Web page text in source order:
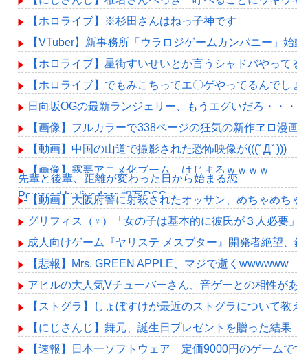
【ホロライブ】※杉田さんはねっ子神です
【VTuber】新事務所「ウラロジゲームカンパニー」始
【ホロライブ】星街すいせいとか言うシャドバやって
【ホロライブ】でもみこちってエ〇ゲやってるんでし
日向坂OGの最新ランジェリー、もうエグいだろ・・・(
【画像】フルカラーで338ページの狂気の新作ヱロ漫
【動画】中国の山道で撮影された恐怖映像が(((ﾟДﾟ)))
【画像】露悪アニメ化ブーム、はじまるｗｗｗｗ
Powered by livedoor 相互RSS
先輩と後輩、距離が変わった日から始まる恋
【動画】大阪府警に射殺されたオッサン、めちゃめちゃ
グリフィス（♀）「女の子は基本的に彼氏が３人必要」
成人向けゲーム『ヤリステ メスブター』開発者絶望、
【悲報】Mrs. GREEN APPLE、マジで逝くwwwwww
アヒルの大人気Vチューバーさん、音ゲーとの相性があ
【ストグラ】しょぼすけが最近のストグラについて教
【にじさんじ】舞元、誕生日プレゼントを贈った結果
【速報】日本一ソフトウェア「定価9000円のゲームで